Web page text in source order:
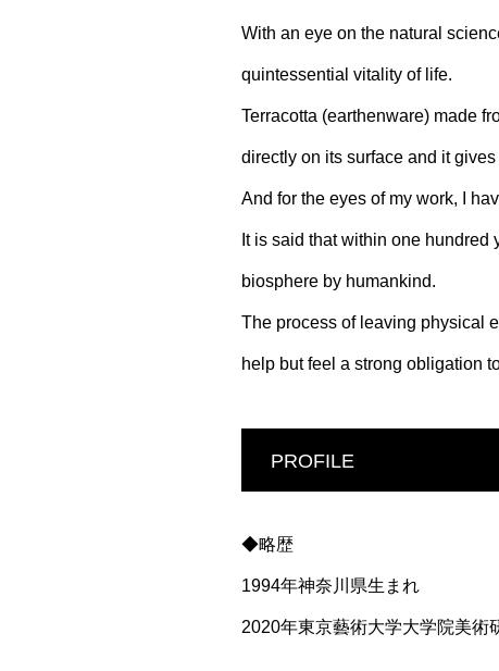
With an eye on the natural
quintessential vitality of life.
Terracotta (earthenware) made
directly on its surface and it
And for the eyes of my work, I
It is said that within one
biosphere by humankind.
The process of leaving physical
help but feel a strong obligation
PROFILE
◆略歴
1994年神奈川県生まれ
2020年東京藝術大学大学院美術